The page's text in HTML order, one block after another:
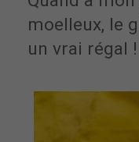
moelleux, le
un vrai régal !